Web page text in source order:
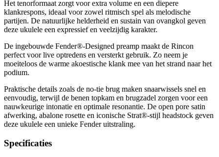
Het tenorformaat zorgt voor extra volume en een diepere
klankrespons, ideaal voor zowel ritmisch spel als melodische
partijen. De natuurlijke helderheid en sustain van ovangkol geven
deze ukulele een expressief en veelzijdig karakter.
De ingebouwde Fender®-Designed preamp maakt de Rincon
perfect voor live optredens en versterkt gebruik. Zo neem je
moeiteloos de warme akoestische klank mee van het strand naar het
podium.
Praktische details zoals de no-tie brug maken snaarwissels snel en
eenvoudig, terwijl de benen topkam en brugzadel zorgen voor een
nauwkeurige intonatie en optimale resonantie. De open pore satin
afwerking, abalone rosette en iconische Strat®-stijl headstock geven
deze ukulele een unieke Fender uitstraling.
Specificaties